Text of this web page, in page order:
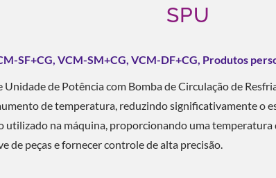
SPU
SF+CG, VCM-SM+CG, VCM-DF+CG, Produtos
Unidade de Potência com Bomba de Circulação de
de temperatura, reduzindo significativamente o
utilizado na máquina, proporcionando uma
de peças e fornecer controle de alta precisão.